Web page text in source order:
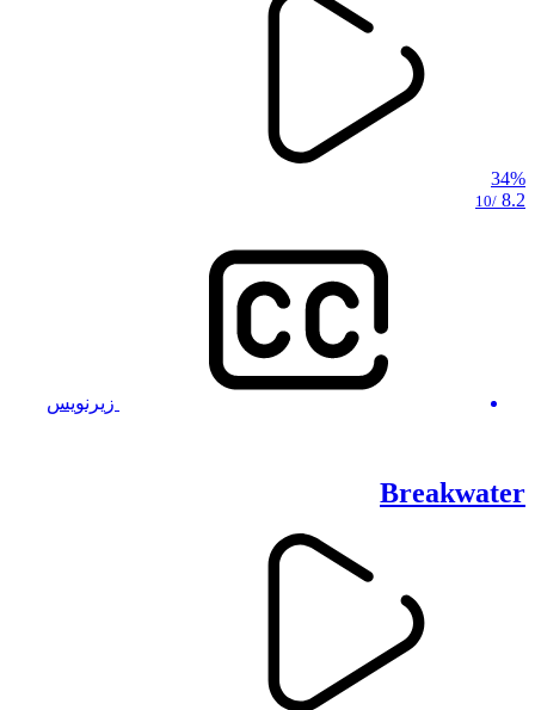
34%
8.2
/10
زیرنویس
Breakwater